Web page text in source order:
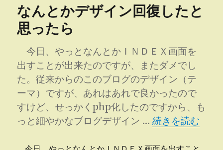
ー
変
へ
なんとかデザイン回復したと
思ったら
今日、やっとなんとかＩＮＤＥＸ画面を
出すことが出来たのですが、またダメでし
た。従来からのこのブログのデザイン（テ
ーマ）ですが、あれはあれで良かったので
すけど、せっかくphp化したのですから、も
っと細やかなブログデザイン …“なんとかデザ
続きを読む